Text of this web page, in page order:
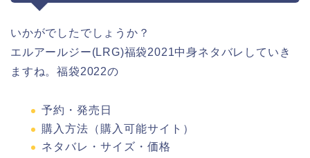
いかがでしたでしょうか？
エルアールジー(LRG)福袋2021中身ネタバレしていき
ますね。福袋2022の
予約・発売日
購入方法（購入可能サイト）
ネタバレ・サイズ・価格